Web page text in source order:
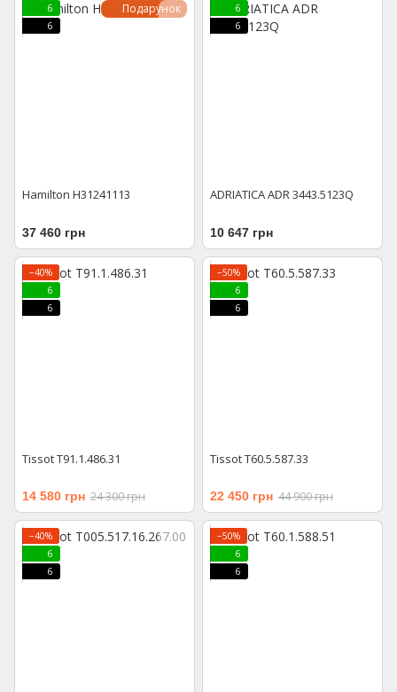
Подарунок
6
6
Hamilton H31241113
37 460 грн
6
6
ADRIATICA ADR 3443.5123Q
10 647 грн
−40%
6
6
Tissot T91.1.486.31
14 580 грн 24 300 грн
−50%
6
6
Tissot T60.5.587.33
22 450 грн 44 900 грн
−40%
6
6
−50%
6
6